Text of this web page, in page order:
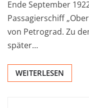
Ende September
Passagierschiff
von Petrograd. Zu
später…
WEITERLESEN